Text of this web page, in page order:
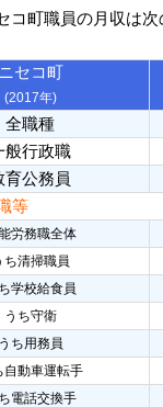
コ町職員の月収は次
ニセコ町
(2017年)
全職種
般行政職
育公務員
等
労務職全体
ち清掃職員
学校給食員
うち守衛
うち用務員
自動車運転手
電話交換手